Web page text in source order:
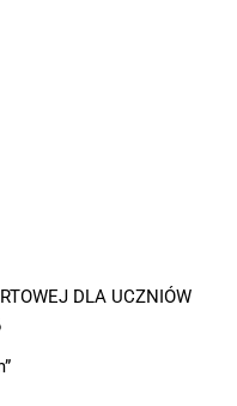
DLA UCZNIÓW